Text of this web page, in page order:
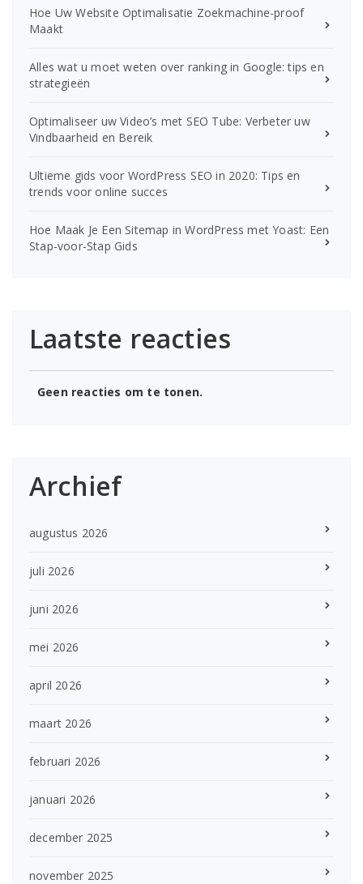
Hoe Uw Website Optimalisatie Zoekmachine-proof
Maakt
Alles wat u moet weten over ranking in Google: tips en
strategieën
Optimaliseer uw Video’s met SEO Tube: Verbeter uw
Vindbaarheid en Bereik
Ultieme gids voor WordPress SEO in 2020: Tips en
trends voor online succes
Hoe Maak Je Een Sitemap in WordPress met Yoast: Een
Stap-voor-Stap Gids
Laatste reacties
Geen reacties om te tonen.
Archief
augustus 2026
juli 2026
juni 2026
mei 2026
april 2026
maart 2026
februari 2026
januari 2026
december 2025
november 2025